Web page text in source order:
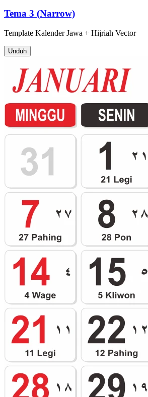
Tema 3 (Narrow)
Template Kalender Jawa + Hijriah Vector
Unduh